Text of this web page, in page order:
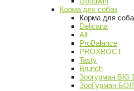
Корма для собак
Корма для
Delicana
All
ProBalance
PROХВОСТ
Tasty
Brunch
Зоогурман BIG
ЗооГурман